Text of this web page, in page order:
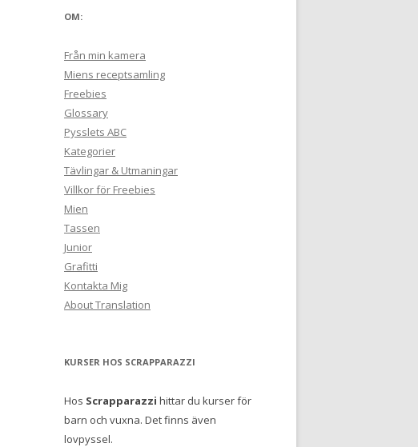
OM:
Från min kamera
Miens receptsamling
Freebies
Glossary
Pysslets ABC
Kategorier
Tävlingar & Utmaningar
Villkor för Freebies
Mien
Tassen
Junior
Grafitti
Kontakta Mig
About Translation
KURSER HOS SCRAPPARAZZI
Hos Scrapparazzi hittar du kurser för
barn och vuxna. Det finns även
lovpyssel.